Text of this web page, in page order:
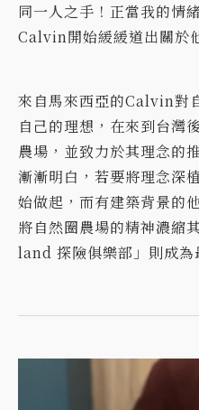
同一人之手！正當我的情
Calvin開始緩緩道出關於
來自馬來西亞的Calvin對
自己的理想，在來到台灣
農場，並致力於其理念的
漸漸明白，若要將理念深
始做起，而有建築背景的
將自然圈農場的精神濃縮
land 探險俱樂部」則成為